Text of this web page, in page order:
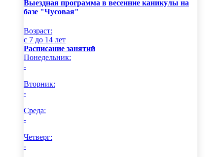
Выездная программа в весенние каникулы на
базе "Чусовая"
Возраст:
c 7 до 14 лет
Расписание занятий
Понедельник:
-
Вторник:
-
Среда:
-
Четверг:
-